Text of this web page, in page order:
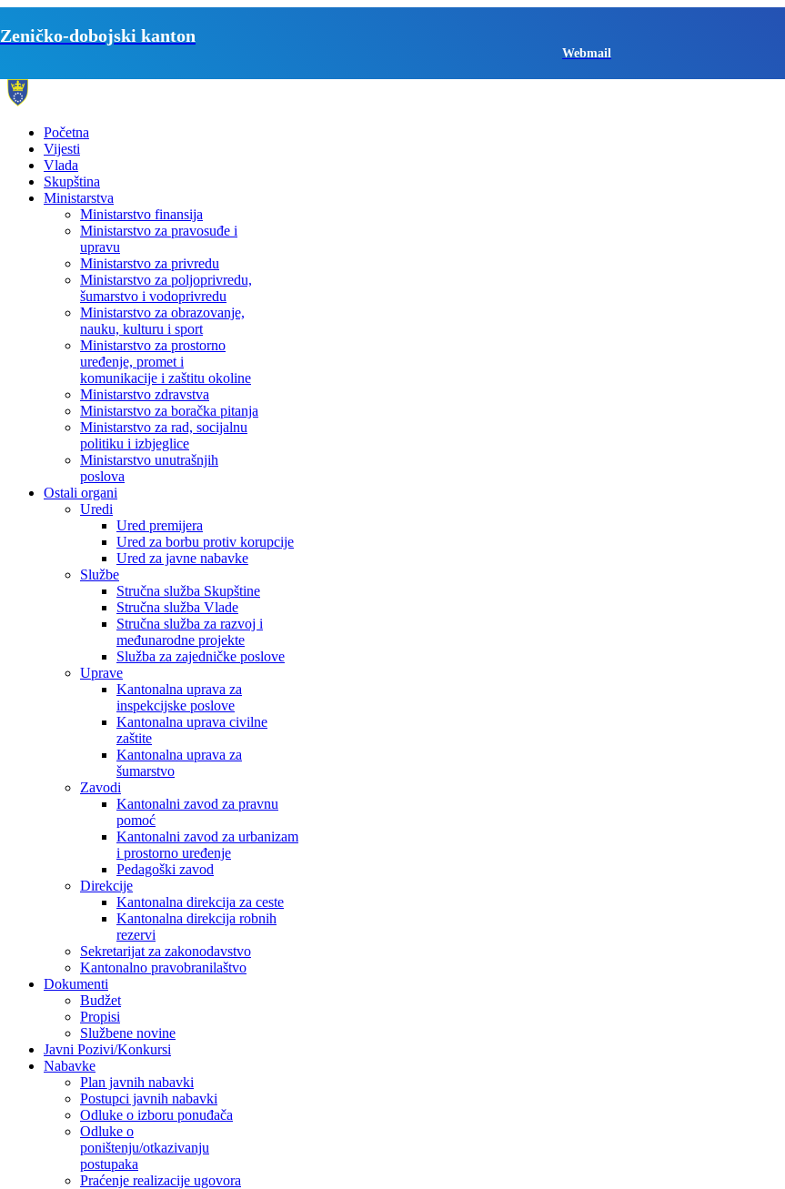
Zeničko-dobojski kanton
Webmail
Početna
Vijesti
Vlada
Skupština
Ministarstva
Ministarstvo finansija
Ministarstvo za pravosuđe i
upravu
Ministarstvo za privredu
Ministarstvo za poljoprivredu,
šumarstvo i vodoprivredu
Ministarstvo za obrazovanje,
nauku, kulturu i sport
Ministarstvo za prostorno
uređenje, promet i
komunikacije i zaštitu okoline
Ministarstvo zdravstva
Ministarstvo za boračka pitanja
Ministarstvo za rad, socijalnu
politiku i izbjeglice
Ministarstvo unutrašnjih
poslova
Ostali organi
Uredi
Ured premijera
Ured za borbu protiv korupcije
Ured za javne nabavke
Službe
Stručna služba Skupštine
Stručna služba Vlade
Stručna služba za razvoj i
međunarodne projekte
Služba za zajedničke poslove
Uprave
Kantonalna uprava za
inspekcijske poslove
Kantonalna uprava civilne
zaštite
Kantonalna uprava za
šumarstvo
Zavodi
Kantonalni zavod za pravnu
pomoć
Kantonalni zavod za urbanizam
i prostorno uređenje
Pedagoški zavod
Direkcije
Kantonalna direkcija za ceste
Kantonalna direkcija robnih
rezervi
Sekretarijat za zakonodavstvo
Kantonalno pravobranilaštvo
Dokumenti
Budžet
Propisi
Službene novine
Javni Pozivi/Konkursi
Nabavke
Plan javnih nabavki
Postupci javnih nabavki
Odluke o izboru ponuđača
Odluke o
poništenju/otkazivanju
postupaka
Praćenje realizacije ugovora